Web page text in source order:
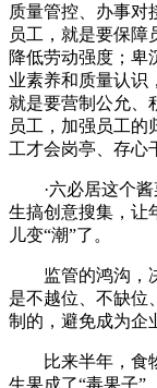
质量管控、办事对
员工，就是要保障
降低劳动强度；卑
业素养和质量认识
就是要营制公允、
员工，加强员工的
工才会岗亭、存心
·六必居这个酱
生搞创意搜集，让
儿变“潮”了。
监管的鸿沟，决
是不越位、不缺位
制的，避免成为企
比来半年，食物
生果成了“毒果子”